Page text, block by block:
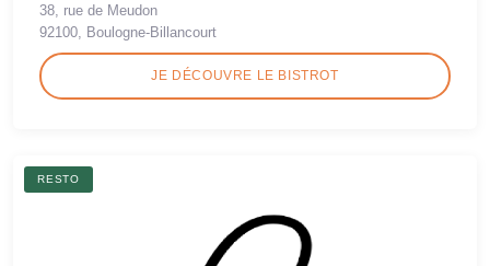
38, rue de Meudon
92100, Boulogne-Billancourt
JE DÉCOUVRE LE BISTROT
RESTO